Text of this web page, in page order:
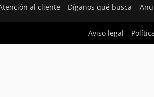
al cliente Díganos qué busca
Aviso legal